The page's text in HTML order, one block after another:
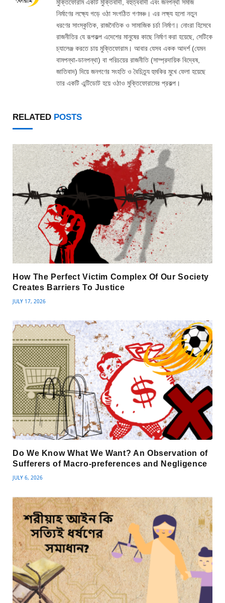
মুক্তিফোরাম একটি মুক্তিবাদী, বহুত্ববাদী এবং জনপন্থী সমাজ
নির্মাণের লক্ষ্যে গড়ে ওঠা সংগঠিত গণমঞ্চ। এর লক্ষ্য হলো নতুন
ধরণের সাংস্কৃতিক, রাজনৈতিক ও সামাজিক চর্চা নির্মাণ। নোংরা হিসেবে
রাজনীতির যে রূপকল্প এদেশের মানুষের কাছে নির্মাণ করা হয়েছে, সেটিকে
চ্যালেঞ্জ করতে চায় মুক্তিফোরাম। আবার যেসব একক আদর্শ (যেমন
বামপন্থা-ডানপন্থা) বা পরিচয়ের রাজনীতি (সাম্প্রদায়িক বিদ্বেষ,
জাতিবাদ) দিয়ে জনগণের সংহতি ও বৈচিত্র্য হুমকির মুখে ফেলা হয়েছে
তার একটি এন্টিডোট হয়ে ওঠাও মুক্তিফোরামের প্রকল্প।
RELATED POSTS
How The Perfect Victim Complex Of Our Society
Creates Barriers To Justice
JULY 17, 2026
Do We Know What We Want? An Observation of
Sufferers of Macro-preferences and Negligence
JULY 6, 2026